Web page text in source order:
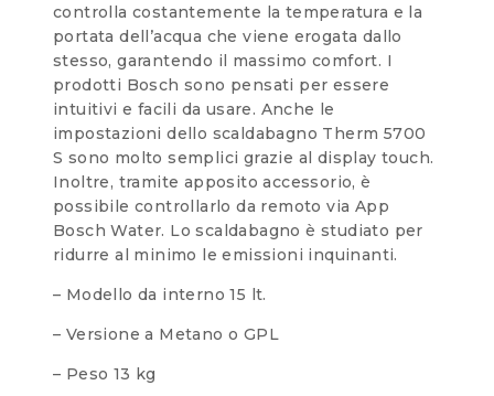
controlla costantemente la temperatura e la
portata dell’acqua che viene erogata dallo
stesso, garantendo il massimo comfort. I
prodotti Bosch sono pensati per essere
intuitivi e facili da usare. Anche le
impostazioni dello scaldabagno Therm 5700
S sono molto semplici grazie al display touch.
Inoltre, tramite apposito accessorio, è
possibile controllarlo da remoto via App
Bosch Water. Lo scaldabagno è studiato per
ridurre al minimo le emissioni inquinanti.
– Modello da interno 15 lt.
– Versione a Metano o GPL
– Peso 13 kg